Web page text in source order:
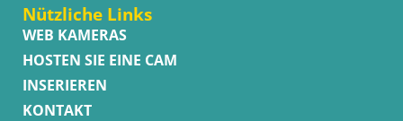
Nützliche Links
WEB KAMERAS
HOSTEN SIE EINE CAM
INSERIEREN
KONTAKT